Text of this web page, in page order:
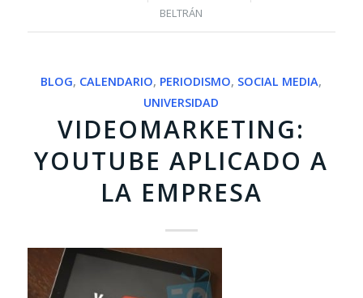
BELTRÁN
BLOG, CALENDARIO, PERIODISMO, SOCIAL MEDIA,
UNIVERSIDAD
VIDEOMARKETING:
YOUTUBE APLICADO A
LA EMPRESA